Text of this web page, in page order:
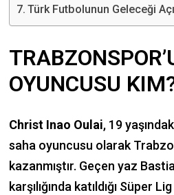
Türk Futbolunun Geleceği
OYUNCUSU
Christ Inao Oulai, 19
saha oyuncusu olarak
kazanmıştır. Geçen yaz
karşılığında katıldığı Süper